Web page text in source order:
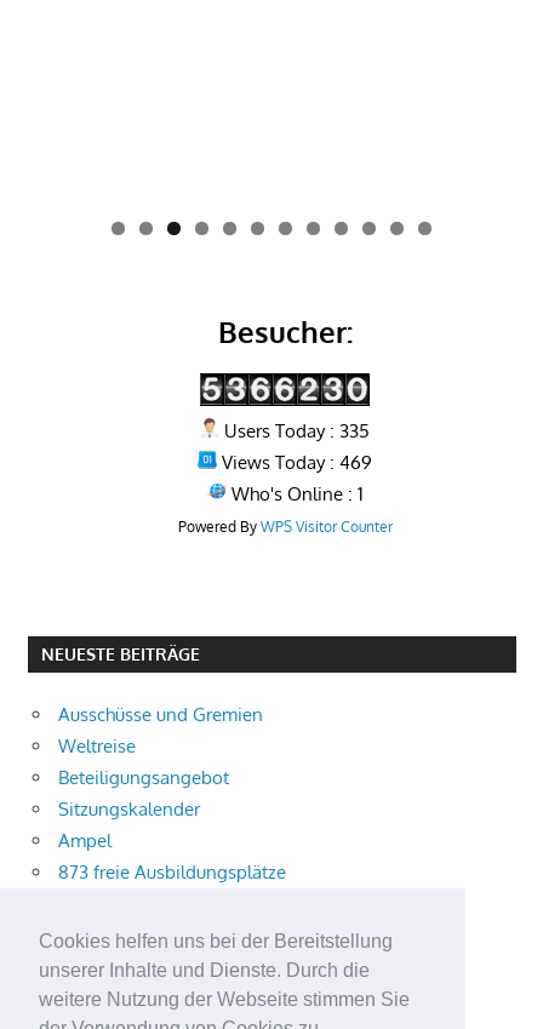
Cookies helfen uns bei der Bereitstellung
unserer Inhalte und Dienste. Durch die
weitere Nutzung der Webseite stimmen Sie
0 1 2
Besucher:
Users Today : 335
Views Today : 469
Who's Online : 1
Powered By WPS Visitor Counter
NEUESTE BEITRÄGE
Ausschüsse und Gremien
Weltreise
Beteiligungsangebot
Sitzungskalender
Ampel
873 freie Ausbildungsplätze
Aktuelle Verkehrsmeldungen
Terracliff
Wärmeplanung